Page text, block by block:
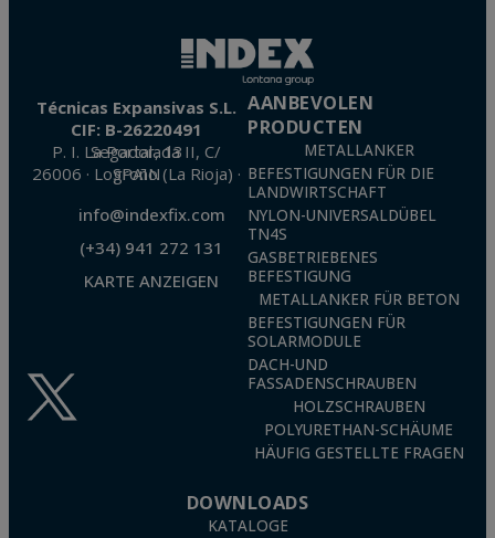
mäßiger Verschmutzung.
- Sehr hohes Korrosionsniveau (C5): A4 (AISI 316)
Anker aus nichtrostendem Stahl. Geeignet für
Küstengebiete, Außenbereiche mit starker
industrieller Verschmutzung oder Bereiche in der
Nähe von Straßen.
Técnicas Expansivas S.L.
CIF: B-26220491
P. I. La Portalada II, C/ Segador, 13
26006 · Logroño (La Rioja) · SPAIN
info@indexfix.com
(+34) 941 272 131
KARTE ANZEIGEN
AANBEVOLEN
PRODUCTEN
METALLANKER
BEFESTIGUNGEN FÜR DIE
LANDWIRTSCHAFT
NYLON-UNIVERSALDÜBEL
TN4S
GASBETRIEBENES
BEFESTIGUNG
METALLANKER FÜR BETON
BEFESTIGUNGEN FÜR
SOLARMODULE
DACH-UND
FASSADENSCHRAUBEN
HOLZSCHRAUBEN
POLYURETHAN-SCHÄUME
HÄUFIG GESTELLTE FRAGEN
DOWNLOADS
KATALOGE